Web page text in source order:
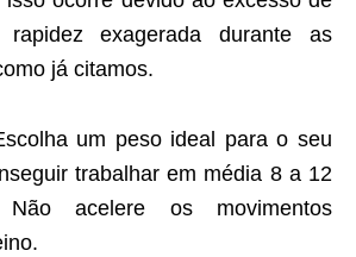
exagerada durante as
já citamos.
um peso ideal para o seu
trabalhar em média 8 a 12
Não acelere os movimentos